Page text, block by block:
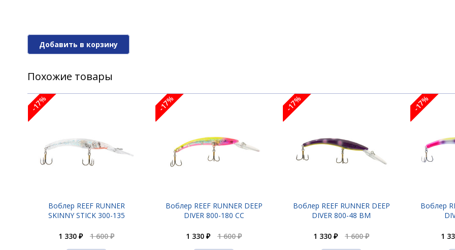
Воблер REEF RUNNER DEEP DIVER 800-130 BN
Воблер REEF RUNNER DEEP DIVER 800-135 PG
Воблер REEF RUNNER DEEP DIVER 800-14 BG
Воблер REEF RUNNER DEEP DIVER 800-141
Добавить в корзину
Похожие товары
-17%
Воблер REEF RUNNER
SKINNY STICK 300-135
1 330 ₽ 1 600 ₽
-17%
Воблер REEF RUNNER DEEP
DIVER 800-180 CC
1 330 ₽ 1 600 ₽
-17%
Воблер REEF RUNNER DEEP
DIVER 800-48 BM
1 330 ₽ 1 600 ₽
-17%
Воблер
1